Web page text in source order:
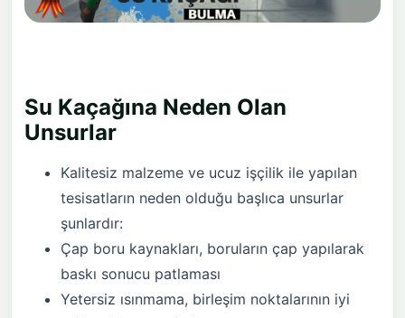
Su Kaçağına Neden Olan
Unsurlar
Kalitesiz malzeme ve ucuz işçilik ile yapılan
tesisatların neden olduğu başlıca unsurlar
şunlardır:
Çap boru kaynakları, boruların çap yapılarak
baskı sonucu patlaması
Yetersiz ısınmama, birleşim noktalarının iyi